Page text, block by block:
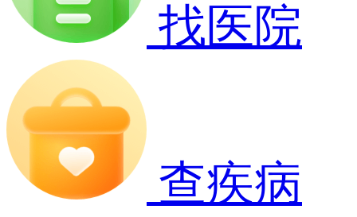
找医院
查疾病